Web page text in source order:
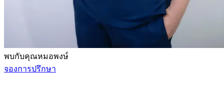
พบกับคุณหมอพงษ์
จองการปรึกษา